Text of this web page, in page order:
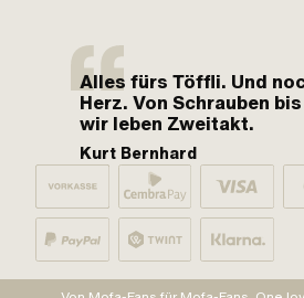
Alles fürs Töffli. Und
Herz. Von Schrauben
wir leben Zweitakt.
Kurt Bernhard